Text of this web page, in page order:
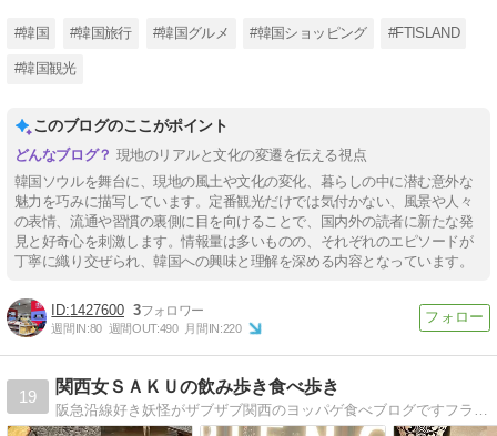
#韓国 #韓国旅行 #韓国グルメ #韓国ショッピング #FTISLAND
#韓国観光
このブログのここがポイント
現地のリアルと文化の変遷を伝える視点
韓国ソウルを舞台に、現地の風土や文化の変化、暮らしの中に潜む意外な
魅力を巧みに描写しています。定番観光だけでは気付かない、風景や人々
の表情、流通や習慣の裏側に目を向けることで、国内外の読者に新たな発
見と好奇心を刺激します。情報量は多いものの、それぞれのエピソードが
丁寧に織り交ぜられ、韓国への興味と理解を深める内容となっています。
1427600 3
週間IN:80 週間OUT:490 月間IN:220
19
関西女ＳＡＫＵの飲み歩き食べ歩き
阪急沿線好き妖怪がザブザブ関西のヨッパゲ食べブログですフランス、プラハ、ポルトガル、ハンガリー、バルト三国、クロアチア、ウィーン旅行記始めました！